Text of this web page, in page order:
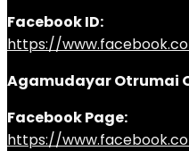
Facebook ID:
https://
Agamudayar Otrumai
Facebook Page:
https://